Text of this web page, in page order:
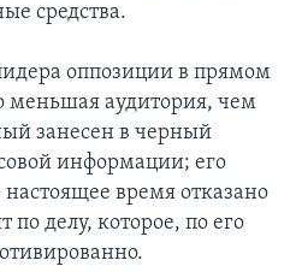
средства.
оппозиции в прямом
меньшая аудитория, чем
занесен в черный
информации; его
время отказано
по делу, которое, по его